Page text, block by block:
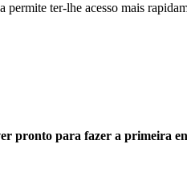
permite ter-lhe acesso mais
pronto para fazer a primeira